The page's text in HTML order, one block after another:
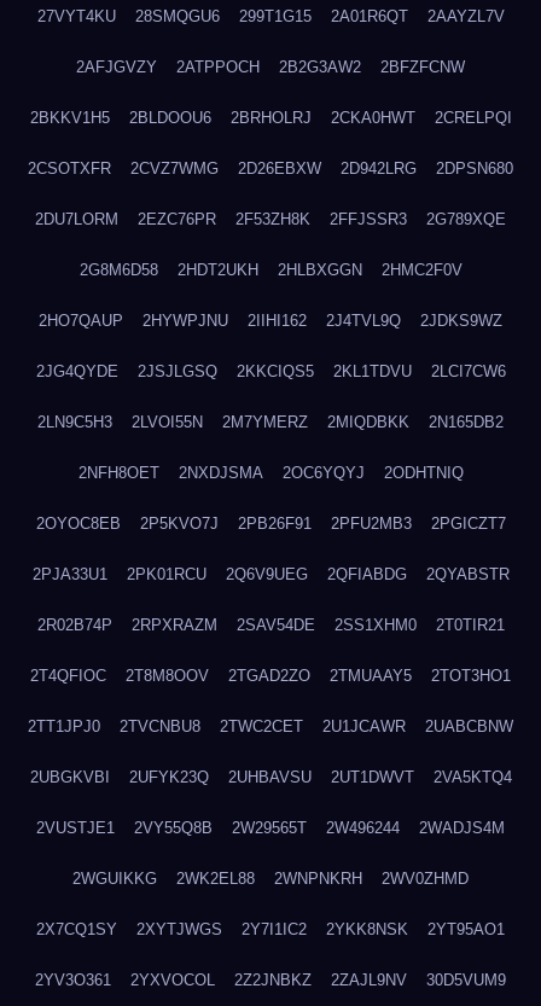
27VYT4KU 28SMQGU6 299T1G15 2A01R6QT 2AAYZL7V
2AFJGVZY 2ATPPOCH 2B2G3AW2 2BFZFCNW
2BKKV1H5 2BLDOOU6 2BRHOLRJ 2CKA0HWT 2CRELPQI
2CSOTXFR 2CVZ7WMG 2D26EBXW 2D942LRG 2DPSN680
2DU7LORM 2EZC76PR 2F53ZH8K 2FFJSSR3 2G789XQE
2G8M6D58 2HDT2UKH 2HLBXGGN 2HMC2F0V
2HO7QAUP 2HYWPJNU 2IIHI162 2J4TVL9Q 2JDKS9WZ
2JG4QYDE 2JSJLGSQ 2KKCIQS5 2KL1TDVU 2LCI7CW6
2LN9C5H3 2LVOI55N 2M7YMERZ 2MIQDBKK 2N165DB2
2NFH8OET 2NXDJSMA 2OC6YQYJ 2ODHTNIQ
2OYOC8EB 2P5KVO7J 2PB26F91 2PFU2MB3 2PGICZT7
2PJA33U1 2PK01RCU 2Q6V9UEG 2QFIABDG 2QYABSTR
2R02B74P 2RPXRAZM 2SAV54DE 2SS1XHM0 2T0TIR21
2T4QFIOC 2T8M8OOV 2TGAD2ZO 2TMUAAY5 2TOT3HO1
2TT1JPJ0 2TVCNBU8 2TWC2CET 2U1JCAWR 2UABCBNW
2UBGKVBI 2UFYK23Q 2UHBAVSU 2UT1DWVT 2VA5KTQ4
2VUSTJE1 2VY55Q8B 2W29565T 2W496244 2WADJS4M
2WGUIKKG 2WK2EL88 2WNPNKRH 2WV0ZHMD
2X7CQ1SY 2XYTJWGS 2Y7I1IC2 2YKK8NSK 2YT95AO1
2YV3O361 2YXVOCOL 2Z2JNBKZ 2ZAJL9NV 30D5VUM9